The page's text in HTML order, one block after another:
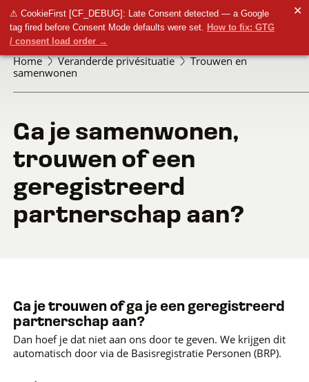
⚠ CookieFirst [CF_DEBUG]: Late Consent detected — a Google
tag fired before Consent Mode defaults were set. How to fix: GTG
/ consent load order →
✕
Home Veranderde privésituatie
Trouwen en
samenwonen
Ga je samenwonen,
trouwen of een
geregistreerd
partnerschap aan?
Ga je trouwen of ga je een geregistreerd
partnerschap aan?
Dan hoef je dat niet aan ons door te geven. We krijgen dit
automatisch door via de Basisregistratie Personen (BRP).